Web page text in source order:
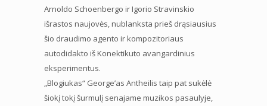
Arnoldo Schoenbergo ir Igorio Stravinskio
išrastos naujovės, nublanksta prieš drąsiausius
šio draudimo agento ir kompozitoriaus
autodidakto iš Konektikuto avangardinius
eksperimentus.
„Blogiukas“ George’as Antheilis taip pat sukėlė
šiokį tokį šurmulį senajame muzikos pasaulyje,